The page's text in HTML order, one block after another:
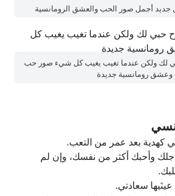
جديد أجمل صور الحب والعشق الرومانسية
لك ولكن عندما تغيب يغيب كل شيء صور حب
وعشق رومانسية جديدة
كهدية بعد عمر من التعب.
وأحبك أكثر من نفسك، وإن لم
سعادتي.